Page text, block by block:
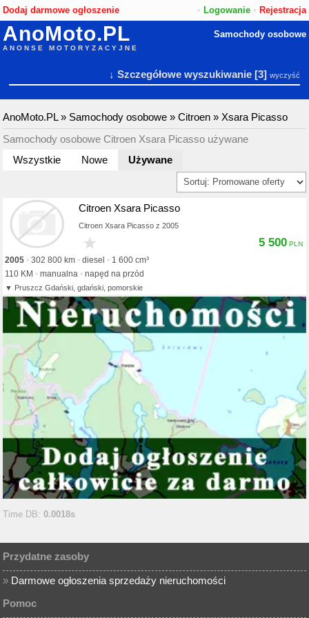
Dodaj darmowe ogłoszenie • Logowanie• Rejestracja
AnoMoto.PL
ANONSE MOTORYZACYJNE
Samochody osobowe
↓ Szczegółowe wyszukiwanie[3] wyczyść
AnoMoto.PL» Samochody osobowe »Citroen » Xsara Picasso
Samochody osobowe Citroen Xsara Picasso używane
Wszystkie
Nowe Używane
Citroen Xsara Picasso
Citroen Xsara Picasso z 2005
2005 302 800 km diesel
1 600 cm³
110 KM
manualna napęd na przód
Pruszcz Gdański, gdański, pomorskie
5 500
Time DB:0.0018s
Przydatne zasoby
» Darmowe ogłoszenia sprzedaży nieruchomości
Pomoc